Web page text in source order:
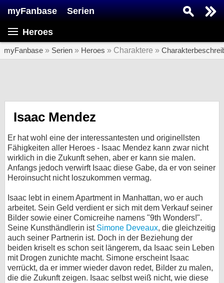
myFanbase Serien
Heroes
myFanbase » Serien » Heroes » Charaktere »
Isaac Mendez
Er hat wohl eine der interessantesten und originellsten
Fähigkeiten aller Heroes - Isaac Mendez kann zwar nicht
wirklich in die Zukunft sehen, aber er kann sie malen.
Anfangs jedoch verwirft Isaac diese Gabe, da er von seiner
Heroinsucht nicht loszukommen vermag.
Isaac lebt in einem Apartment in Manhattan, wo er auch
arbeitet. Sein Geld verdient er sich mit dem Verkauf seiner
Bilder sowie einer Comicreihe namens "9th Wonders!".
Seine Kunsthändlerin ist Simone Deveaux, die gleichzeitig
auch seiner Partnerin ist. Doch in der Beziehung der
beiden kriselt es schon seit längerem, da Isaac sein Leben
mit Drogen zunichte macht. Simone erscheint Isaac
verrückt, da er immer wieder davon redet, Bilder zu malen,
die die Zukunft zeigen. Isaac selbst weiß nicht, wie diese
SERIEN
KULTUR
Specials
SERVICE
Gewinnspiele
Forum
bei X
bei Facebook